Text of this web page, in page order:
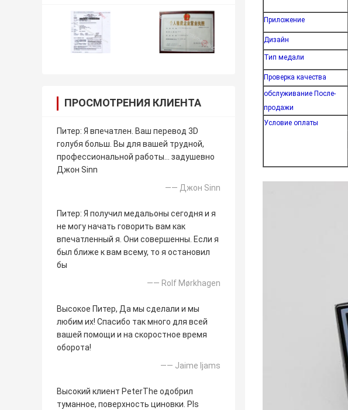
ПРОСМОТРЕНИЯ КЛИЕНТА
Питер: Я впечатлен. Ваш перевод 3D
голубя больш. Вы для вашей трудной,
профессиональной работы… задушевно
Джон Sinn
—— Джон Sinn
Питер: Я получил медальоны сегодня и я
не могу начать говорить вам как
впечатленный я. Они совершенны. Если я
был ближе к вам всему, то я остановил
бы
—— Rolf Mørkhagen
Высокое Питер, Да мы сделали и мы
любим их! Спасибо так много для всей
вашей помощи и на скоростное время
оборота!
—— Jaime Ijams
Высокий клиент PeterThe одобрил
туманное, поверхность циновки. Pls
Приложение
Дизайн
Тип медали
Проверка качества
обслуживание После-
продажи
Условие оплаты